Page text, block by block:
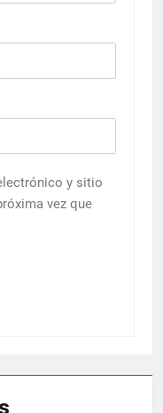
y sitio
vez que